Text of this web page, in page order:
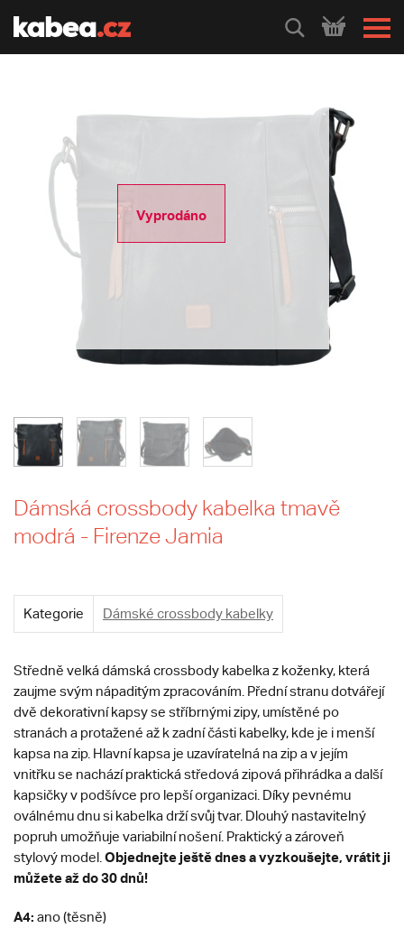
HLEDEJ
Vyprodáno
Dámská crossbody kabelka tmavě
modrá - Firenze Jamia
Kategorie Dámské crossbody kabelky
Středně velká dámská crossbody kabelka z koženky, která
zaujme svým nápaditým zpracováním. Přední stranu dotvářejí
dvě dekorativní kapsy se stříbrnými zipy, umístěné po
stranách a protažené až k zadní části kabelky, kde je i menší
kapsa na zip. Hlavní kapsa je uzavíratelná na zip a v jejím
vnitřku se nachází praktická středová zipová přihrádka a další
kapsičky v podšívce pro lepší organizaci. Díky pevnému
oválnému dnu si kabelka drží svůj tvar. Dlouhý nastavitelný
popruh umožňuje variabilní nošení. Praktický a zároveň
stylový model. Objednejte ještě dnes a vyzkoušejte, vrátit ji
můžete až do 30 dnů!
A4: ano (těsně)